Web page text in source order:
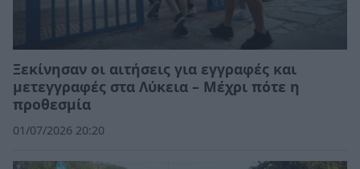
Ξεκίνησαν οι αιτήσεις για εγγραφές και
μετεγγραφές στα Λύκεια – Μέχρι πότε η
προθεσμία
01/07/2026 20:20